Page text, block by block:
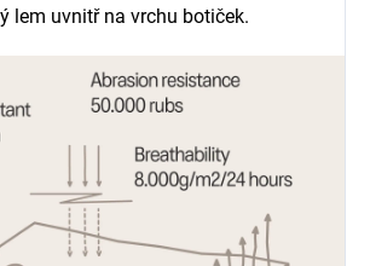
lem uvnitř na vrchu botiček.